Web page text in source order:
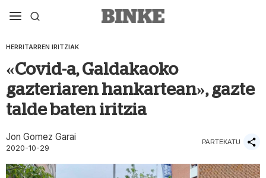
HERRITARREN IRITZIAK
«Covid-a, Galdakaoko
gazteriaren hankartean», gazte
talde baten iritzia
Jon Gomez Garai
2020-10-29
PARTEKATU